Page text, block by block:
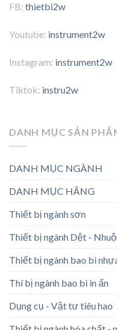
FB: thietbi2w
Youtube: instrument2w
Instagram: instrument2w
Tiktok: instru2w
DANH MỤC SẢN
DANH MỤC NGÀNH
DANH MỤC HÃNG
Thiết bị ngành sơn
Thiết bị ngành Dệt -
Thiết bị ngành bao bì
Thí bị ngành bao bì in ấn
Dụng cụ - Vật tư tiêu hao